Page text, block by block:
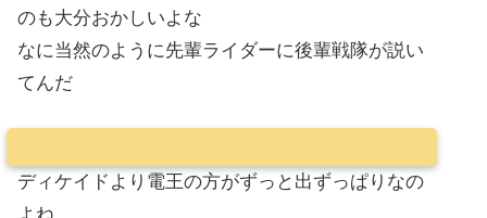
のも大分おかしいよな
なに当然のように先輩ライダーに後輩戦隊が説い
てんだ
ディケイドより電王の方がずっと出ずっぱりなの